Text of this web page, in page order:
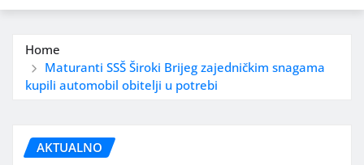
Home
Maturanti SSŠ Široki Brijeg zajedničkim snagama
kupili automobil obitelji u potrebi
AKTUALNO